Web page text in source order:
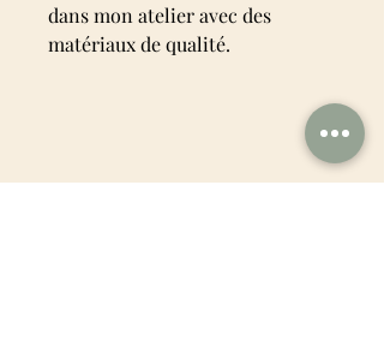
dans mon atelier avec des
matériaux de qualité.